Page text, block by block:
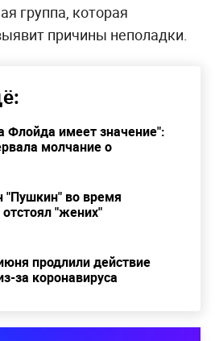
группа, которая
причины неполадки.
имеет значение":
молчание о
"Пушкин" во время
"жених"
продлили действие
за коронавируса